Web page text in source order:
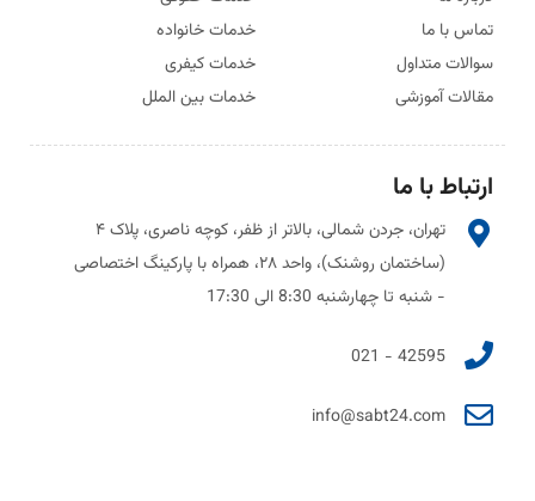
تماس با ما
سوالات متداول
مقالات آموزشی
خدمات خانواده
خدمات کیفری
خدمات بین الملل
ارتباط با ما
تهران، جردن شمالی، بالاتر از ظفر، کوچه ناصری، پلاک ۴
(ساختمان روشنک)، واحد ۲۸، همراه با پارکینگ اختصاصی
- شنبه تا چهارشنبه 8:30 الی 17:30
42595 - 021
info@sabt24.com